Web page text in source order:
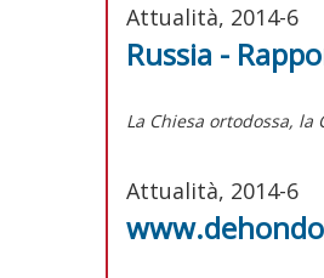
Attualità, 2014-6
Russia -
La Chiesa ortodossa,
Attualità, 2014-6